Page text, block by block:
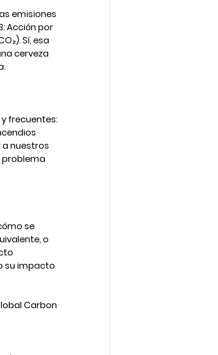
emisiones
Acción por
Sí, esa
cerveza
frecuentes:
nuestros
problema
se
, o
su impacto
Carbon